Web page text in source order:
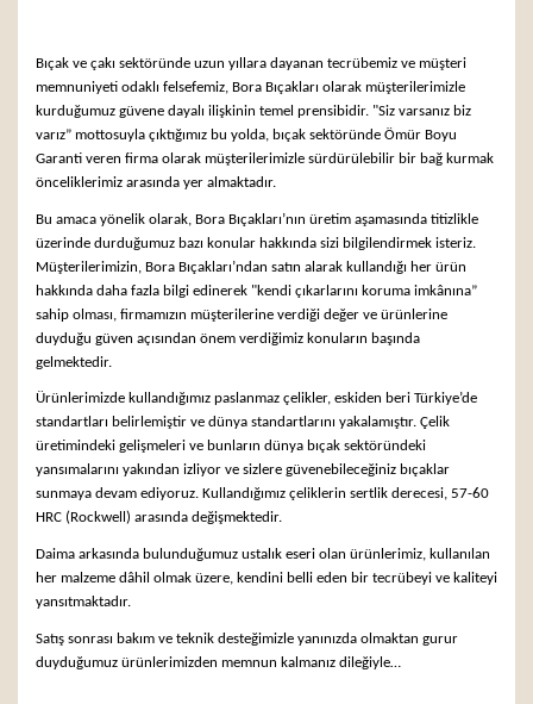
Bıçak ve çakı sektöründe uzun yıllara dayanan tecrübemiz ve müşteri
memnuniyeti odaklı felsefemiz, Bora Bıçakları olarak müşterilerimizle
kurduğumuz güvene dayalı ilişkinin temel prensibidir. "Siz varsanız biz
varız” mottosuyla çıktığımız bu yolda, bıçak sektöründe Ömür Boyu
Garanti veren firma olarak müşterilerimizle sürdürülebilir bir bağ kurmak
önceliklerimiz arasında yer almaktadır.
Bu amaca yönelik olarak, Bora Bıçakları’nın üretim aşamasında titizlikle
üzerinde durduğumuz bazı konular hakkında sizi bilgilendirmek isteriz.
Müşterilerimizin, Bora Bıçakları’ndan satın alarak kullandığı her ürün
hakkında daha fazla bilgi edinerek "kendi çıkarlarını koruma imkânına”
sahip olması, firmamızın müşterilerine verdiği değer ve ürünlerine
duyduğu güven açısından önem verdiğimiz konuların başında
gelmektedir.
Ürünlerimizde kullandığımız paslanmaz çelikler, eskiden beri Türkiye’de
standartları belirlemiştir ve dünya standartlarını yakalamıştır. Çelik
üretimindeki gelişmeleri ve bunların dünya bıçak sektöründeki
yansımalarını yakından izliyor ve sizlere güvenebileceğiniz bıçaklar
sunmaya devam ediyoruz. Kullandığımız çeliklerin sertlik derecesi, 57-60
HRC (Rockwell) arasında değişmektedir.
Daima arkasında bulunduğumuz ustalık eseri olan ürünlerimiz, kullanılan
her malzeme dâhil olmak üzere, kendini belli eden bir tecrübeyi ve kaliteyi
yansıtmaktadır.
Satış sonrası bakım ve teknik desteğimizle yanınızda olmaktan gurur
duyduğumuz ürünlerimizden memnun kalmanız dileğiyle…